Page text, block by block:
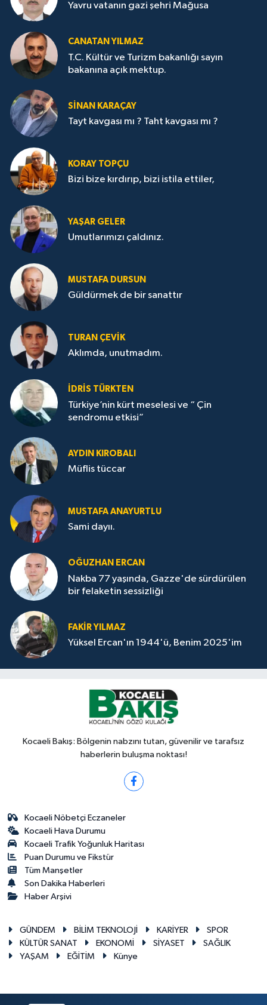
Yavru vatanın gazi şehri Mağusa
CANATAN YILMAZ
T.C. Kültür ve Turizm bakanlığı sayın
bakanına açık mektup.
SİNAN KARAÇAY
Tayt kavgası mı ? Taht kavgası mı ?
KORAY TOPÇU
Bizi bize kırdırıp, bizi istila ettiler,
YAŞAR GELER
Umutlarımızı çaldınız.
MUSTAFA DURSUN
Güldürmek de bir sanattır
TURAN ÇEVİK
Aklımda, unutmadım.
İDRİS TÜRKTEN
Türkiye’nin kürt meselesi ve “ Çin
sendromu etkisi”
AYDIN KIROBALI
Müflis tüccar
MUSTAFA ANAYURTLU
Sami dayıı.
OĞUZHAN ERCAN
Nakba 77 yaşında, Gazze'de sürdürülen
bir felaketin sessizliği
FAKİR YILMAZ
Yüksel Ercan'ın 1944'ü, Benim 2025'im
Kocaeli Bakış: Bölgenin nabzını tutan, güvenilir ve tarafsız
haberlerin buluşma noktası!
Kocaeli Nöbetçi Eczaneler
Kocaeli Hava Durumu
Kocaeli Trafik Yoğunluk Haritası
Puan Durumu ve Fikstür
Tüm Manşetler
Son Dakika Haberleri
Haber Arşivi
GÜNDEM BİLİM TEKNOLOJİ KARİYER
SPOR
KÜLTÜR SANAT
EKONOMİ SİYASET
SAĞLIK
YAŞAM
EĞİTİM Künye